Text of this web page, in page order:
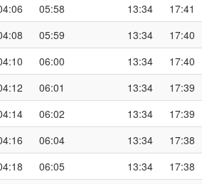
05:58 13:34 17:41
05:59 13:34 17:40
06:00 13:34 17:40
06:01 13:34 17:39
06:02 13:34 17:39
06:04 13:34 17:38
06:05 13:34 17:38